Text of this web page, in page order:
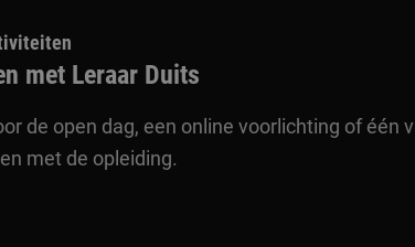
met Leraar Duits
de open dag, een online voorlichting of één
met de opleiding.